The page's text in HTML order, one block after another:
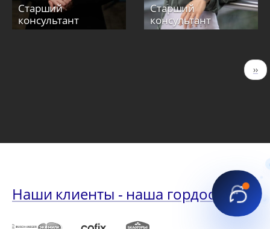
Старший
консультант
Старший
консультант
››
Наши клиенты - наша гордость